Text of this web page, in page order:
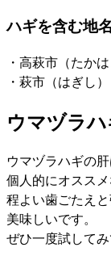
ハギを含む地名
・高萩市（たか
・萩市（はぎし
ウマヅラ
ウマヅラハギの
個人的にオスス
程よい歯ごたえ
美味しいです。
ぜひ一度試してみ